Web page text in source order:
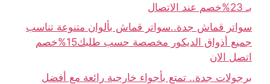
بـ 23%خصم عند الاتصال
سواتر قماش جدة..سواتر قماش بألوان متنوعة تناسب
جميع أذواق الديكور مخصصة حسب طلبك15%خصم
اتصل الان
برجولات جدة.. تمتع بأجواء خارجية رائعة مع أفضل